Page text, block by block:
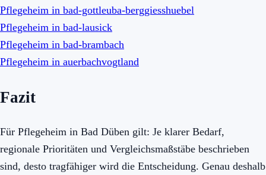
Pflegeheim in bad-gottleuba-berggiesshuebel
Pflegeheim in bad-lausick
Pflegeheim in bad-brambach
Pflegeheim in auerbachvogtland
Fazit
Für Pflegeheim in Bad Düben gilt: Je klarer Bedarf,
regionale Prioritäten und Vergleichsmaßstäbe beschrieben
sind, desto tragfähiger wird die Entscheidung. Genau deshalb